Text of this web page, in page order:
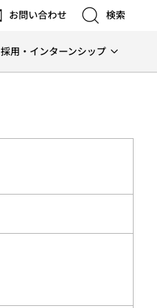
お問い合わせ 検索
採用・インターンシップ